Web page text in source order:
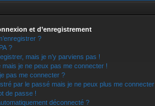
et d’enregistrement
?
?
mais je n’y parviens pas !
je ne peux pas me connecter !
pas me connecter ?
par le passé mais je ne peux plus me connecter
de passe !
déconnecté ?